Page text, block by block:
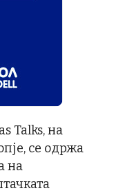
Talks, на
се одржа
на